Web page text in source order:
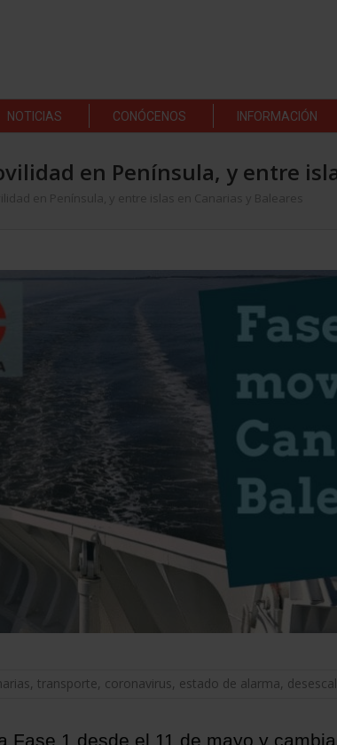
NOTICIAS CONÓCENOS INFORMACIÓN
en Península, y entre
en Península, y entre islas en Canarias y Baleares
, transporte, coronavirus, estado de alarma,
Fase 1 desde el 11 de mayo y